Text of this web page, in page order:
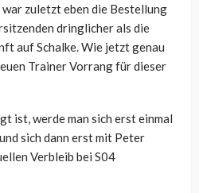
zuletzt eben die Bestellung
dringlicher als die
auf Schalke. Wie jetzt genau
Trainer Vorrang für dieser
ist, werde man sich erst einmal
sich dann erst mit Peter
Verbleib bei S04